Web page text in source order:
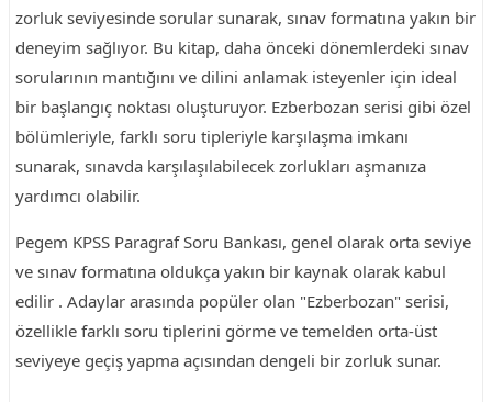
zorluk seviyesinde sorular sunarak, sınav formatına yakın bir
deneyim sağlıyor. Bu kitap, daha önceki dönemlerdeki sınav
sorularının mantığını ve dilini anlamak isteyenler için ideal
bir başlangıç noktası oluşturuyor. Ezberbozan serisi gibi özel
bölümleriyle, farklı soru tipleriyle karşılaşma imkanı
sunarak, sınavda karşılaşılabilecek zorlukları aşmanıza
yardımcı olabilir.
Pegem KPSS Paragraf Soru Bankası, genel olarak orta seviye
ve sınav formatına oldukça yakın bir kaynak olarak kabul
edilir . Adaylar arasında popüler olan "Ezberbozan" serisi,
özellikle farklı soru tiplerini görme ve temelden orta-üst
seviyeye geçiş yapma açısından dengeli bir zorluk sunar.